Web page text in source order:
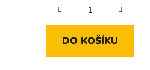
DO KOŠÍKU